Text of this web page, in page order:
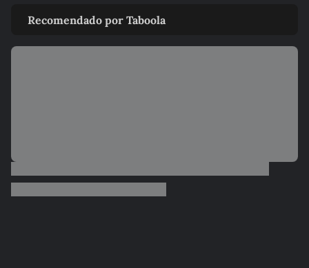
do mundo no salto em 2026...
SURFE
contra a mulher nos 20 anos...
Recomendado por Taboola